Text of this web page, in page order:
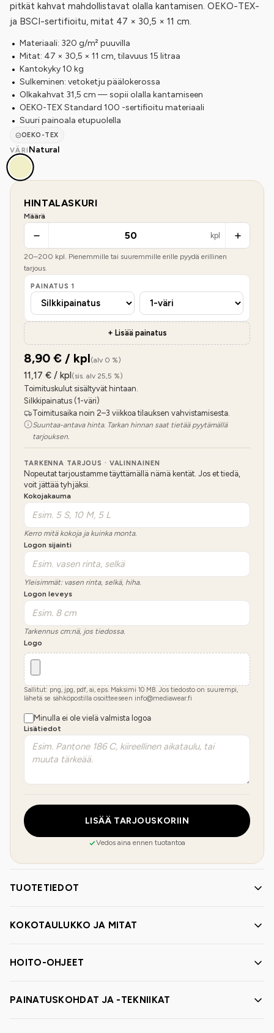
pitkät kahvat mahdollistavat olalla kantamisen. OEKO-TEX-
ja BSCI-sertifioitu, mitat 47 × 30,5 × 11 cm.
Materiaali: 320 g/m² puuvilla
Mitat: 47 × 30,5 × 11 cm, tilavuus 15 litraa
Kantokyky 10 kg
Sulkeminen: vetoketju päälokerossa
Olkakahvat 31,5 cm — sopii olalla kantamiseen
OEKO-TEX Standard 100 -sertifioitu materiaali
Suuri painoala etupuolella
OEKO-TEX
VÄRI Natural
HINTALASKURI
Määrä
kpl
20–200 kpl. Pienemmille tai suuremmille erille pyydä erillinen
tarjous.
PAINATUS 1
+ Lisää painatus
8,90 € / kpl(alv 0 %)
11,17 € / kpl(sis. alv 25,5 %)
Toimituskulut sisältyvät hintaan.
Silkkipainatus (1-väri)
Toimitusaika noin 2–3 viikkoa tilauksen vahvistamisesta.
Suuntaa-antava hinta. Tarkan hinnan saat tietää pyytämällä
tarjouksen.
TARKENNA TARJOUS · VALINNAINEN
Nopeutat tarjoustamme täyttämällä nämä kentät. Jos et tiedä,
voit jättää tyhjäksi.
Kokojakauma
Kerro mitä kokoja ja kuinka monta.
Logon sijainti
Yleisimmät: vasen rinta, selkä, hiha.
Logon leveys
Tarkennus cm:nä, jos tiedossa.
Logo
Sallitut: png, jpg, pdf, ai, eps. Maksimi 10 MB. Jos tiedosto on suurempi,
lähetä se sähköpostilla osoitteeseen info@mediawear.fi
Minulla ei ole vielä valmista logoa
Lisätiedot
LISÄÄ TARJOUSKORIIN
Vedos aina ennen tuotantoa
TUOTETIEDOT
KOKOTAULUKKO JA MITAT
HOITO-OHJEET
PAINATUSKOHDAT JA -TEKNIIKAT